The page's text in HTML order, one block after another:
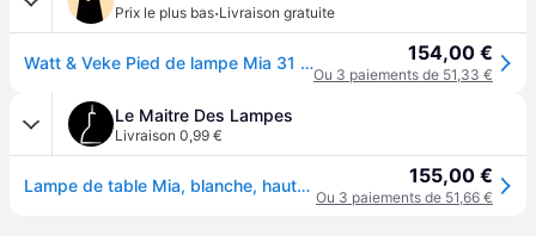
Prix le plus bas·Livraison gratuite
Watt & Veke Pied de lampe Mia 31 cm White-ivory 154,00 €
Ou 3 paiements de 51,33 €
Le Maitre Des Lampes
Livraison 0,99 €
Lampe de table Mia, blanche, hauteur 31 cm, céramique, culot E27 - Watt &amp; Watt & Veke - Salon / séjour - Design - À ampoule unique 155,00 €
Ou 3 paiements de 51,66 €